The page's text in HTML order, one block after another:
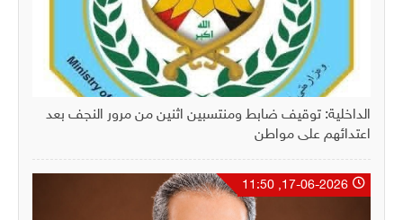
الداخلية: توقيف ضابط ومنتسبين اثنين من مرور النجف بعد
اعتدائهم على مواطن